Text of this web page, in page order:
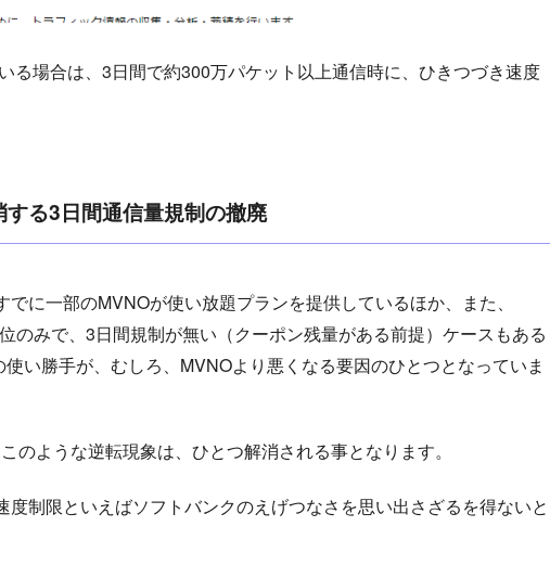
る場合は、3日間で約300万パケット以上通信時に、ひきつづき速度
る3日間通信量規制の撤廃
に一部のMVNOが使い放題プランを提供しているほか、また、
のみで、3日間規制が無い（クーポン残量がある前提）ケースもある
い勝手が、むしろ、MVNOより悪くなる要因のひとつとなっていま
のような逆転現象は、ひとつ解消される事となります。
制限といえばソフトバンクのえげつなさを思い出さざるを得ないと